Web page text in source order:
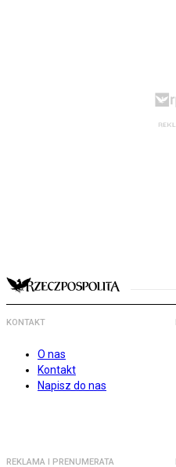
KONTAKT
O nas
Kontakt
Napisz do nas
REKLAMA I PRENUMERATA